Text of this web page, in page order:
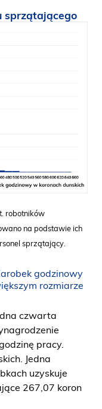
sprzątającego
robotników
na podstawie ich
sprzątający.
godzinowy
rozmiarze
czwarta
pracy.
Jedna
uzyskuje
267,07 koron